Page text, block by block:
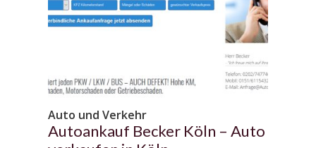
Auto und Verkehr
Autoankauf Becker Köln – Auto